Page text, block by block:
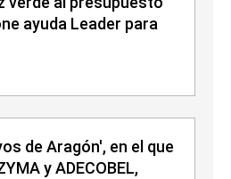
ayuda Leader para
de Aragón', en el que
y ADECOBEL,